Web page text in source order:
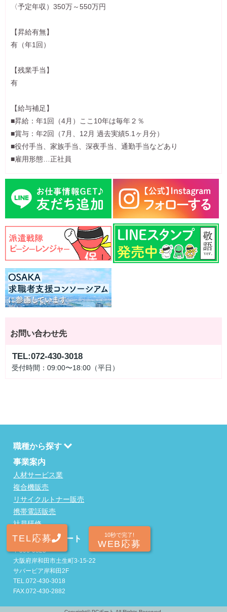
〈予定年収）350万～550万円
【昇給有無】
有（年1回）
【残業手当】
有
【給与補足】
■昇給：年1回（4月）ここ10年は毎年２％
■賞与：年2回（7月、12月 過去実績5.1ヶ月分）
■役付手当、家族手当、深夜手当、通勤手当などあり
■雇用形態…正社員
お問い合わせ先
TEL:072-430-3018
受付時間：09:00〜18:00（平日）
職種から探す
事業案内
人材サービス業
複合機販売
リサイクルトナー販売
携帯電話販売
社員研修
株式会社PCポート
〒596-0825
大阪府岸和田市土生町3-15-22
サバービア岸和田2F
TEL.072-430-3018
FAX.072-430-2882
TEL応募 10秒で完了!
WEB応募